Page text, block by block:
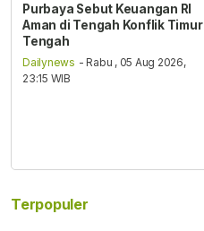
Purbaya Sebut Keuangan RI
Aman di Tengah Konflik Timur
Tengah
Dailynews - Rabu , 05 Aug 2026,
23:15 WIB
Terpopuler